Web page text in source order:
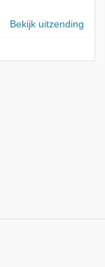
Bekijk uitzending